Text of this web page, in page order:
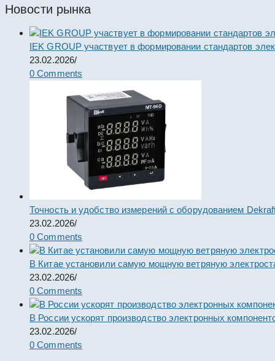
Новости рынка
IEK GROUP участвует в формировании стандартов
23.02.2026/
0 Comments
Точность и удобство измерений с оборудованием
23.02.2026/
0 Comments
В Китае установили самую мощную ветряную
23.02.2026/
0 Comments
В России ускорят производство электронных
23.02.2026/
0 Comments